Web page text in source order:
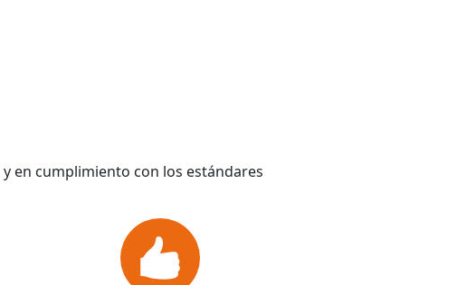
en cumplimiento con los estándares